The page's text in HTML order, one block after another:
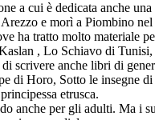
a cui è dedicata anche una
e morì a Piombino nel
ha tratto molto materiale
, Lo Schiavo di
scrivere anche libri di
di Horo, Sotto le insegne di
etrusca.
anche per gli adulti. Ma i